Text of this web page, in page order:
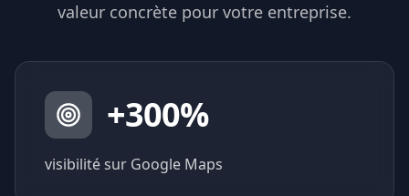
valeur concrète pour votre entreprise.
+300%
visibilité sur Google Maps